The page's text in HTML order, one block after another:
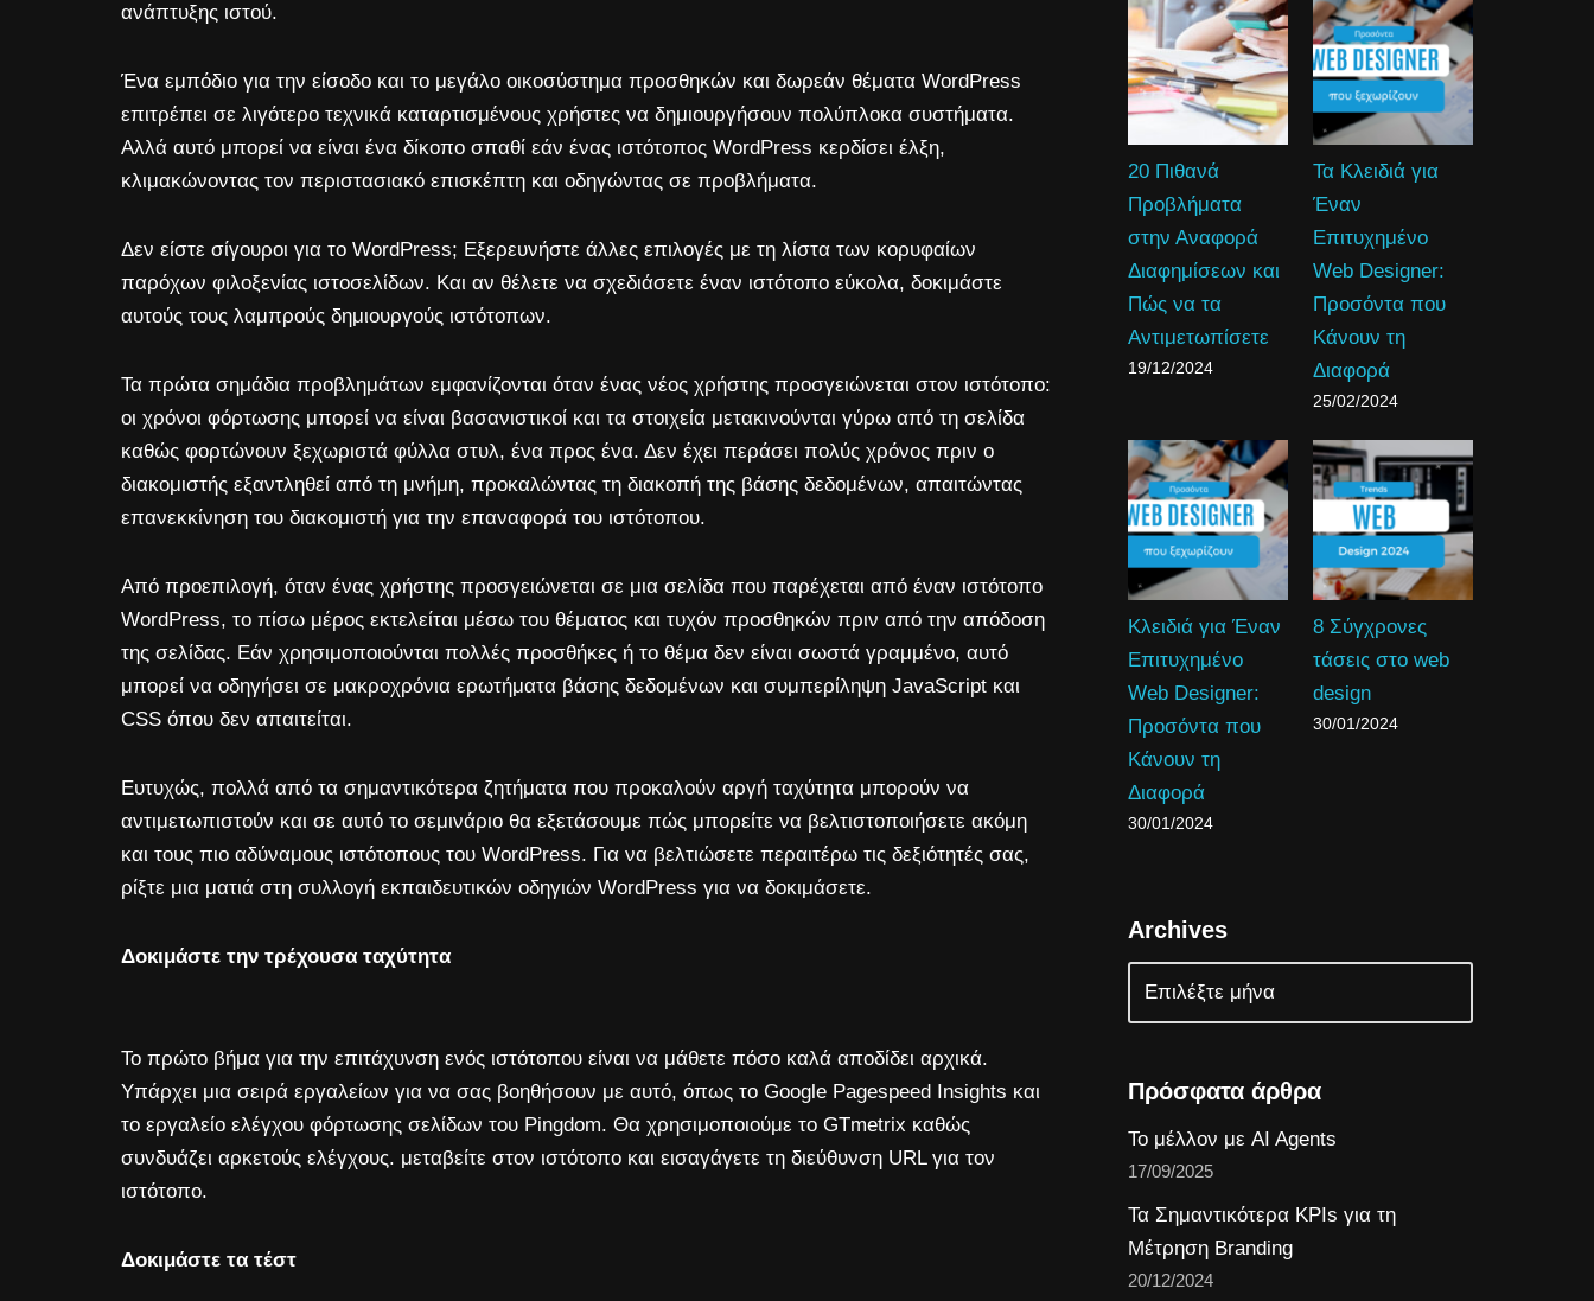
ανάπτυξης ιστού.
Ένα εμπόδιο για την είσοδο και το μεγάλο οικοσύστημα προσθηκών και δωρεάν θέματα WordPress
επιτρέπει σε λιγότερο τεχνικά καταρτισμένους χρήστες να δημιουργήσουν πολύπλοκα συστήματα.
Αλλά αυτό μπορεί να είναι ένα δίκοπο σπαθί εάν ένας ιστότοπος WordPress κερδίσει έλξη,
κλιμακώνοντας τον περιστασιακό επισκέπτη και οδηγώντας σε προβλήματα.
Δεν είστε σίγουροι για το WordPress; Εξερευνήστε άλλες επιλογές με τη λίστα των κορυφαίων
παρόχων φιλοξενίας ιστοσελίδων. Και αν θέλετε να σχεδιάσετε έναν ιστότοπο εύκολα, δοκιμάστε
αυτούς τους λαμπρούς δημιουργούς ιστότοπων.
Τα πρώτα σημάδια προβλημάτων εμφανίζονται όταν ένας νέος χρήστης προσγειώνεται στον ιστότοπο:
οι χρόνοι φόρτωσης μπορεί να είναι βασανιστικοί και τα στοιχεία μετακινούνται γύρω από τη σελίδα
καθώς φορτώνουν ξεχωριστά φύλλα στυλ, ένα προς ένα. Δεν έχει περάσει πολύς χρόνος πριν ο
διακομιστής εξαντληθεί από τη μνήμη, προκαλώντας τη διακοπή της βάσης δεδομένων, απαιτώντας
επανεκκίνηση του διακομιστή για την επαναφορά του ιστότοπου.
Από προεπιλογή, όταν ένας χρήστης προσγειώνεται σε μια σελίδα που παρέχεται από έναν ιστότοπο
WordPress, το πίσω μέρος εκτελείται μέσω του θέματος και τυχόν προσθηκών πριν από την απόδοση
της σελίδας. Εάν χρησιμοποιούνται πολλές προσθήκες ή το θέμα δεν είναι σωστά γραμμένο, αυτό
μπορεί να οδηγήσει σε μακροχρόνια ερωτήματα βάσης δεδομένων και συμπερίληψη JavaScript και
CSS όπου δεν απαιτείται.
Ευτυχώς, πολλά από τα σημαντικότερα ζητήματα που προκαλούν αργή ταχύτητα μπορούν να
αντιμετωπιστούν και σε αυτό το σεμινάριο θα εξετάσουμε πώς μπορείτε να βελτιστοποιήσετε ακόμη
και τους πιο αδύναμους ιστότοπους του WordPress. Για να βελτιώσετε περαιτέρω τις δεξιότητές σας,
ρίξτε μια ματιά στη συλλογή εκπαιδευτικών οδηγιών WordPress για να δοκιμάσετε.
Δοκιμάστε την τρέχουσα ταχύτητα
Το πρώτο βήμα για την επιτάχυνση ενός ιστότοπου είναι να μάθετε πόσο καλά αποδίδει αρχικά.
Υπάρχει μια σειρά εργαλείων για να σας βοηθήσουν με αυτό, όπως το Google Pagespeed Insights και
το εργαλείο ελέγχου φόρτωσης σελίδων του Pingdom. Θα χρησιμοποιούμε το GTmetrix καθώς
συνδυάζει αρκετούς ελέγχους. μεταβείτε στον ιστότοπο και εισαγάγετε τη διεύθυνση URL για τον
ιστότοπο.
Δοκιμάστε τα τέστ
20 Πιθανά
Προβλήματα
στην Αναφορά
Διαφημίσεων και
Πώς να τα
Αντιμετωπίσετε
19/12/2024
Τα Κλειδιά για
Έναν
Επιτυχημένο
Web Designer:
Προσόντα που
Κάνουν τη
Διαφορά
25/02/2024
Κλειδιά για Έναν
Επιτυχημένο
Web Designer:
Προσόντα που
Κάνουν τη
Διαφορά
30/01/2024
8 Σύγχρονες
τάσεις στο web
design
30/01/2024
Archives
Πρόσφατα άρθρα
Το μέλλον με AI Agents
17/09/2025
Τα Σημαντικότερα KPIs για τη
Μέτρηση Branding
20/12/2024